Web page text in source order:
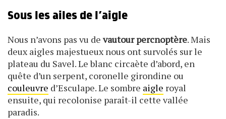
Sous les ailes de l’aigle
Nous n’avons pas vu devautour percnoptère. Mais
deux aigles majestueux nous ont survolés sur le
plateau du Savel. Le blanc circaète d’abord, en
quête d’un serpent, coronelle girondine ou
couleuvre d’Esculape. Le sombre aigle royal
ensuite, qui recolonise paraît-il cette vallée
paradis.